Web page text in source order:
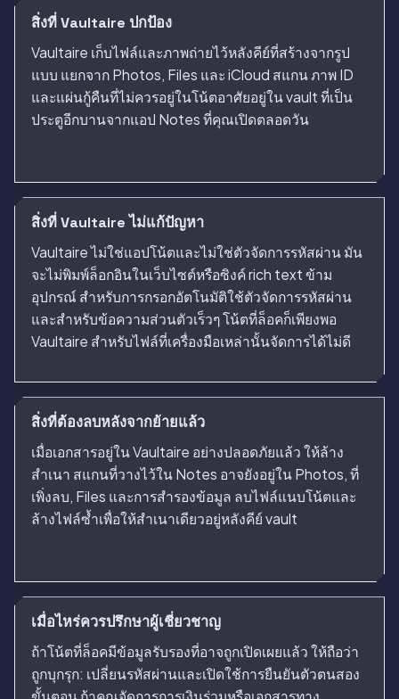
สิ่งที่ Vaultaire ปกป้อง
Vaultaire เก็บไฟล์และภาพถ่ายไว้หลังคีย์ที่สร้างจากรูป
แบบ แยกจาก Photos, Files และ iCloud สแกน ภาพ ID
และแผ่นกู้คืนที่ไม่ควรอยู่ในโน้ตอาศัยอยู่ใน vault ที่เป็น
ประตูอีกบานจากแอป Notes ที่คุณเปิดตลอดวัน
สิ่งที่ Vaultaire ไม่แก้ปัญหา
Vaultaire ไม่ใช่แอปโน้ตและไม่ใช่ตัวจัดการรหัสผ่าน มัน
จะไม่พิมพ์ล็อกอินในเว็บไซต์หรือซิงค์ rich text ข้าม
อุปกรณ์ สำหรับการกรอกอัตโนมัติใช้ตัวจัดการรหัสผ่าน
และสำหรับข้อความส่วนตัวเร็วๆ โน้ตที่ล็อคก็เพียงพอ
Vaultaire สำหรับไฟล์ที่เครื่องมือเหล่านั้นจัดการได้ไม่ดี
สิ่งที่ต้องลบหลังจากย้ายแล้ว
เมื่อเอกสารอยู่ใน Vaultaire อย่างปลอดภัยแล้ว ให้ล้าง
สำเนา สแกนที่วางไว้ใน Notes อาจยังอยู่ใน Photos, ที่
เพิ่งลบ, Files และการสำรองข้อมูล ลบไฟล์แนบโน้ตและ
ล้างไฟล์ซ้ำเพื่อให้สำเนาเดียวอยู่หลังคีย์ vault
เมื่อไหร่ควรปรึกษาผู้เชี่ยวชาญ
ถ้าโน้ตที่ล็อคมีข้อมูลรับรองที่อาจถูกเปิดเผยแล้ว ให้ถือว่า
ถูกบุกรุก: เปลี่ยนรหัสผ่านและเปิดใช้การยืนยันตัวตนสอง